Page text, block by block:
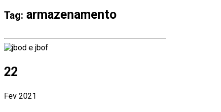
Tag: armazenamento
22
Fev 2021